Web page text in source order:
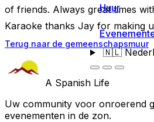
Huur
🇳🇱
of friends. Always great times
Karaoke thanks Jay for making
Terug naar de gemeenschapsmuur
A Spanish Life
Uw community voor onroerend
evenementen in de zon.